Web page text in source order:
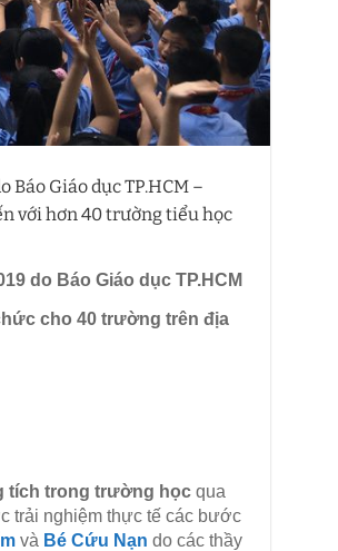
Giáo dục TP.HCM –
với hơn 40 trường tiểu học
do Báo Giáo dục TP.HCM
cho 40 trường trên địa
tích trong trường học qua
trải nghiệm thực tế các bước
và Bé Cứu Nạn do các thầy